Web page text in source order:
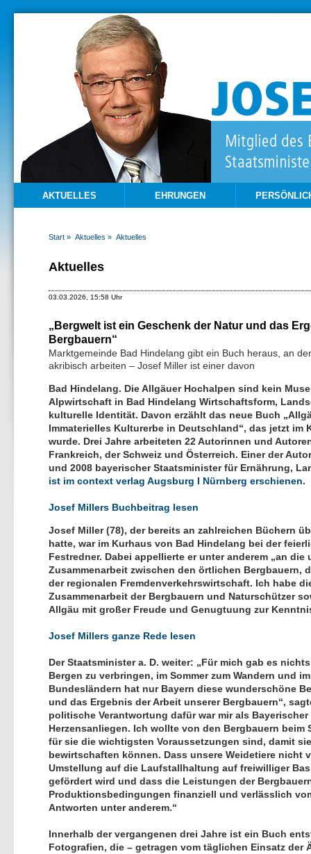
AKTUELLES EHRUNGEN
Start » Aktuelles » Aktuelles
Aktuelles
03.03.2026, 15:58 Uhr
Bergwelt ist ein Geschenk der Natur und das
Bergbauern“
Marktgemeinde Bad Hindelang gibt ein Buch heraus, an
akribisch arbeiten – Josef Miller ist einer davon
Bad Hindelang. Die Allgäuer Hochalpen sind kein
Alpwirtschaft in Bad Hindelang Wirtschaftsform,
kulturelle Identität. Davon erzählt das neue Buch
Immaterielles Kulturerbe in Deutschland“, das jetzt
wurde. Drei Jahre arbeiteten 22 Autorinnen und
Frankreich, der Schweiz und Österreich. Einer der
und 2008 bayerischer Staatsminister für Ernährung,
ist im context verlag Augsburg I Nürnberg erschienen.
Josef Millers Buchbeitrag lesen
Josef Miller (78), der bereits an zahlreichen Büchern
hatte, war im Kurhaus von Bad Hindelang bei der
Festredner. Dabei appellierte er unter anderem „an
Zusammenarbeit zwischen den örtlichen Bergbauern,
der regionalen Fremdenverkehrswirtschaft. Ich habe
Zusammenarbeit der Bergbauern und Naturschützer
Allgäu mit großer Freude und Genugtuung zur
Josef Millers ganze Rede lesen
Der Staatsminister a. D. weiter: „Für mich gab es
Bergen zu verbringen, im Sommer zum Wandern und
Bundesländern hat nur Bayern diese wunderschöne
und das Ergebnis der Arbeit unserer Bergbauern“,
politische Verantwortung dafür war mir als
Herzensanliegen. Ich wollte von den Bergbauern
für sie die wichtigsten Voraussetzungen sind, damit
bewirtschaften können. Dass unsere Weidetiere nicht
Umstellung auf die Laufstallhaltung auf freiwilliger
gefördert wird und dass die Leistungen der
Produktionsbedingungen finanziell und verlässlich
Antworten unter anderem.“
Innerhalb der vergangenen drei Jahre ist ein Buch
Fotografien, die – getragen vom täglichen Einsatz der